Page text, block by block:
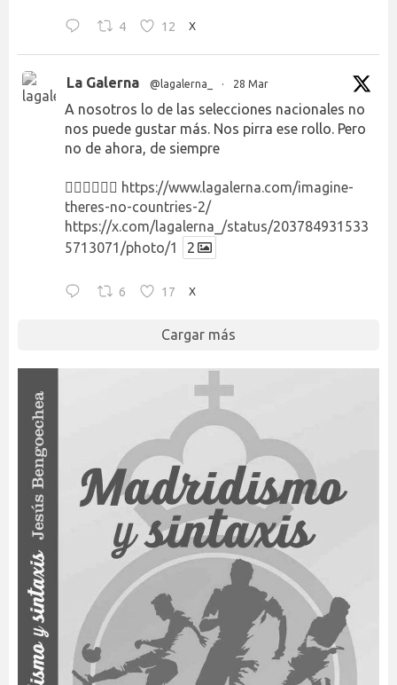
4 12 X
La Galerna @lagalerna_ · 28 Mar
A nosotros lo de las selecciones nacionales no
nos puede gustar más. Nos pirra ese rollo. Pero
no de ahora, de siempre
👉🏻👉🏻👉🏻 https://www.lagalerna.com/imagine-
theres-no-countries-2/
https://x.com/lagalerna_/status/203784931533
5713071/photo/1
2
6 17 X
Cargar más